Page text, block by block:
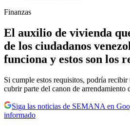
Finanzas
El auxilio de vivienda
de los ciudadanos
funciona y estos son los
Si cumple estos requisitos, podría recibir
cubrir parte del canon de arrendamiento
Siga las noticias de SEMANA en
informado